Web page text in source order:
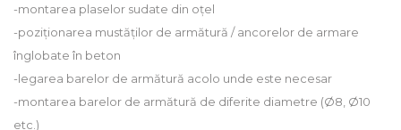
-montarea plaselor sudate din oțel
-poziționarea mustăților de armătură / ancorelor de armare
înglobate în beton
-legarea barelor de armătură acolo unde este necesar
-montarea barelor de armătură de diferite diametre (Ø8, Ø10
etc.)